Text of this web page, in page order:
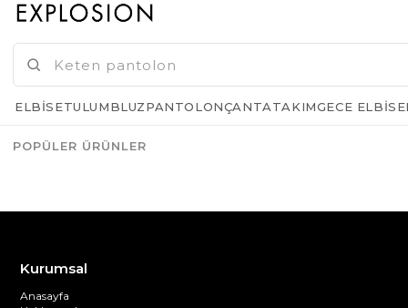
Kurumsal
Anasayfa
ELBISETULUMBLUZPANTOLONÇANTATAKIMGECE
POPÜLER ÜRÜNLER